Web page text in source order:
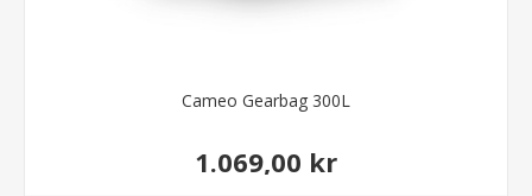
Cameo Gearbag 300L
1.069,00 kr